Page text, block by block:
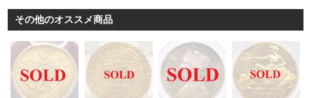
その他のオススメ商品